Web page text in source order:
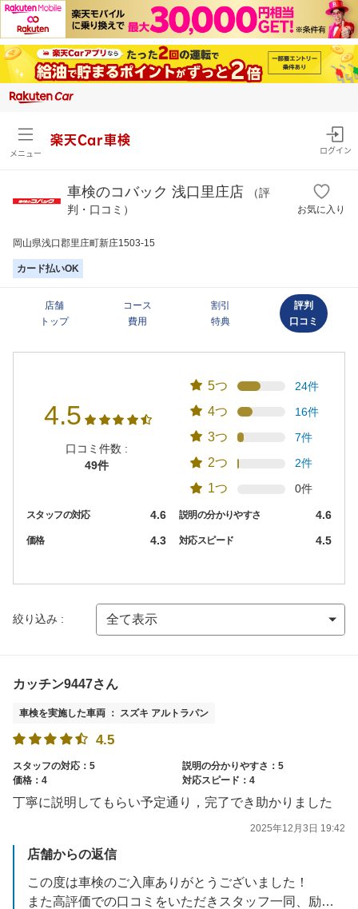
メニュー
楽天Car車検
ログイン
車検のコバック 浅口里庄店
（評
判・口コミ）
お気に入り
岡山県浅口郡里庄町新庄1503-15
カード払いOK
店舗
トップ
コース
費用
割引
特典
評判
口コミ
4.5
口コミ件数 :
49件
5つ 24件
4つ 16件
3つ 7件
2つ 2件
1つ 0件
スタッフの対応 4.6 説明の分かりやすさ 4.6
価格 4.3 対応スピード 4.5
絞り込み :
カッチン9447さん
車検を実施した車両 ： スズキ アルトラパン
4.5
スタッフの対応：5
説明の分かりやすさ：5
価格：4
対応スピード：4
丁寧に説明してもらい予定通り，完了でき助かりました
2025年12月3日 19:42
店舗からの返信
この度は車検のご入庫ありがとうございました！
また高評価での口コミをいただきスタッフ一同、励みとさせていただきます。